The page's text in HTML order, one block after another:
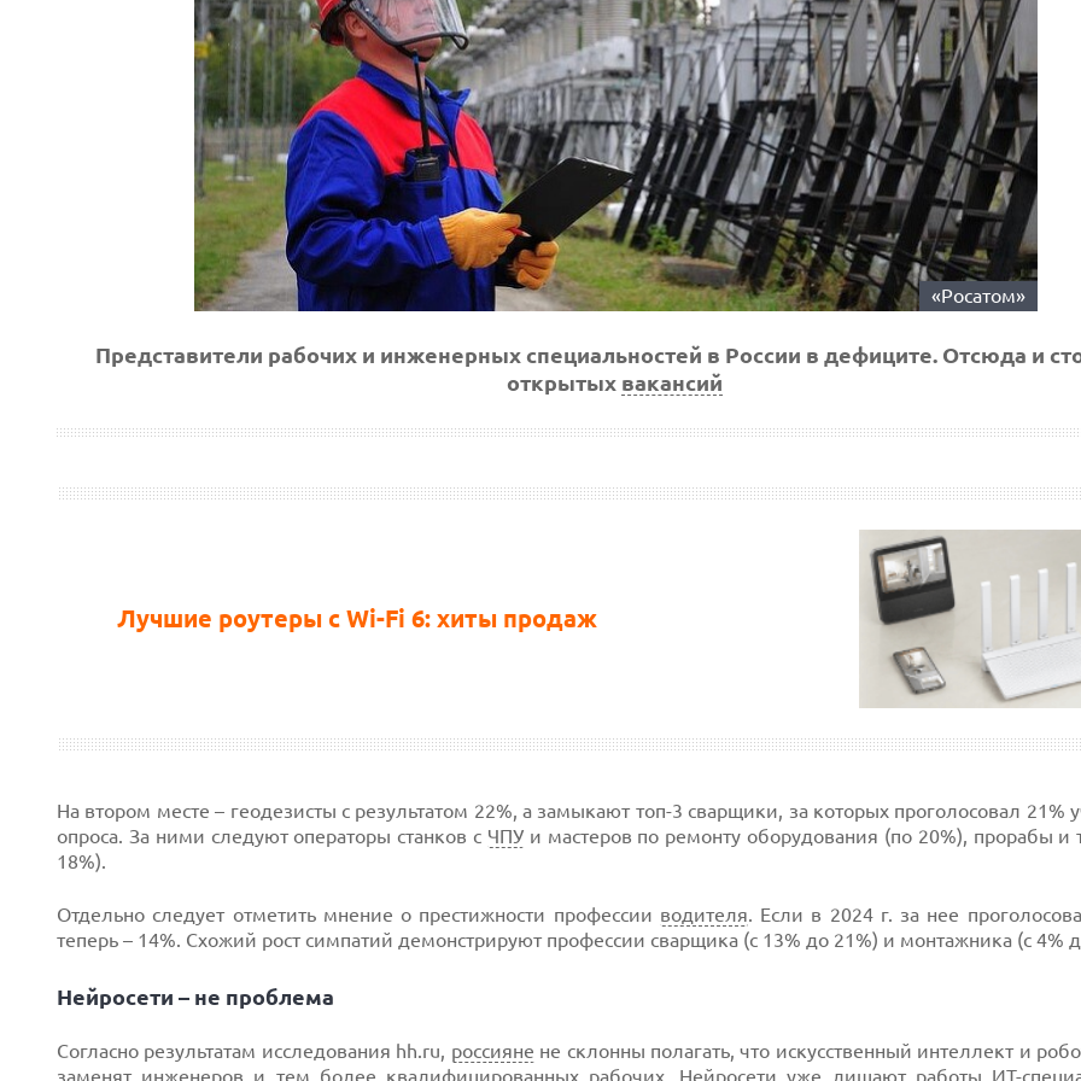
«Росатом»
Представители рабочих и инженерных специальностей в России в дефиците. Отсюда и
открытых вакансий
Лучшие роутеры с Wi-Fi 6: хиты продаж
На втором месте – геодезисты с результатом 22%, а замыкают топ-3 сварщики, за которых проголосовал 21%
опроса. За ними следуют операторы станков с ЧПУи мастеров по ремонту оборудования (по 20%), прорабы и
18%).
Отдельно следует отметить мнение о престижности профессии водителя. Если в 2024 г. за нее
теперь – 14%. Схожий рост симпатий демонстрируют профессии сварщика (с 13% до 21%) и монтажника (с 4%
Нейросети – не проблема
Согласно результатам исследования hh.ru, россияне не склонны полагать, что искусственный интеллект и
заменят инженеров и тем более квалифицированных рабочих. Нейросети уже лишают работы ИТ-